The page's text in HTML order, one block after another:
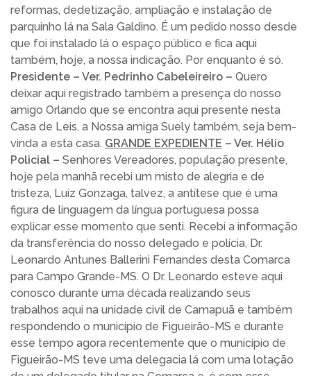
reformas, dedetização, ampliação e instalação de
parquinho lá na Sala Galdino. É um pedido nosso desde
que foi instalado lá o espaço público e fica aqui
também, hoje, a nossa indicação. Por enquanto é só.
Presidente – Ver. Pedrinho Cabeleireiro – Quero
deixar aqui registrado também a presença do nosso
amigo Orlando que se encontra aqui presente nesta
Casa de Leis, a Nossa amiga Suely também, seja bem-
vinda a esta casa. GRANDE EXPEDIENTE – Ver. Hélio
Policial – Senhores Vereadores, população presente,
hoje pela manhã recebi um misto de alegria e de
tristeza, Luiz Gonzaga, talvez, a antítese que é uma
figura de linguagem da língua portuguesa possa
explicar esse momento que senti. Recebi a informação
da transferência do nosso delegado e polícia, Dr.
Leonardo Antunes Ballerini Fernandes desta Comarca
para Campo Grande-MS. O Dr. Leonardo esteve aqui
conosco durante uma década realizando seus
trabalhos aqui na unidade civil de Camapuã e também
respondendo o município de Figueirão-MS e durante
esse tempo agora recentemente que o município de
Figueirão-MS teve uma delegacia lá com uma lotação